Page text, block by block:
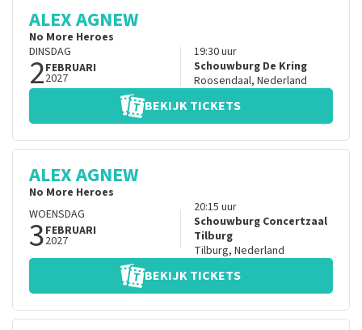
ALEX AGNEW
No More Heroes
DINSDAG
2FEBRUARI
2027
19:30uur
Schouwburg De Kring
Roosendaal, Nederland
BEKIJK TICKETS
ALEX AGNEW
No More Heroes
WOENSDAG
3FEBRUARI
2027
20:15 uur
Schouwburg Concertzaal
Tilburg
Tilburg, Nederland
BEKIJK TICKETS